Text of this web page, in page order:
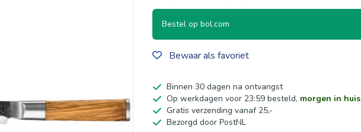
Bestel op bol.com
Bewaar als favoriet
Binnen 30 dagen na ontvangst
Op werkdagen voor 23:59 besteld, morgen in huis
Gratis verzending vanaf 25,-
Bezorgd door PostNL